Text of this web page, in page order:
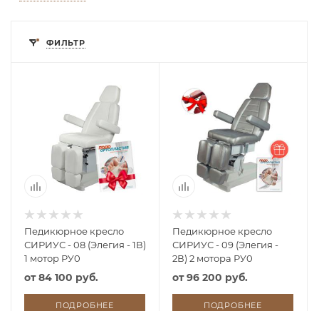
ФИЛЬТР
Педикюрное кресло
СИРИУС - 08 (Элегия - 1В)
1 мотор РУ0
от84 100 руб.
ПОДРОБНЕЕ
Педикюрное кресло
СИРИУС - 09 (Элегия -
2В) 2 мотора РУ0
от96 200 руб.
ПОДРОБНЕЕ